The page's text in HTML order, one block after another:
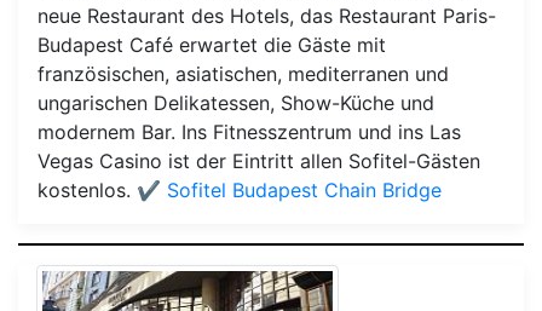
neue Restaurant des Hotels, das Restaurant Paris-
Budapest Café erwartet die Gäste mit
französischen, asiatischen, mediterranen und
ungarischen Delikatessen, Show-Küche und
modernem Bar. Ins Fitnesszentrum und ins Las
Vegas Casino ist der Eintritt allen Sofitel-Gästen
kostenlos. ✔️ Sofitel Budapest Chain Bridge